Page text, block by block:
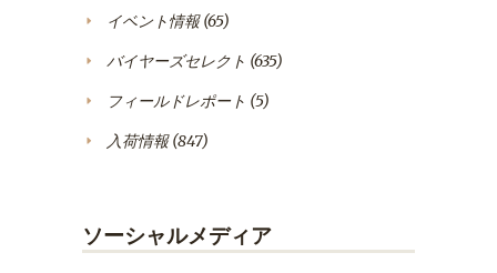
イベント情報(65)
バイヤーズセレクト (635)
フィールドレポート (5)
入荷情報(847)
ソーシャルメディア